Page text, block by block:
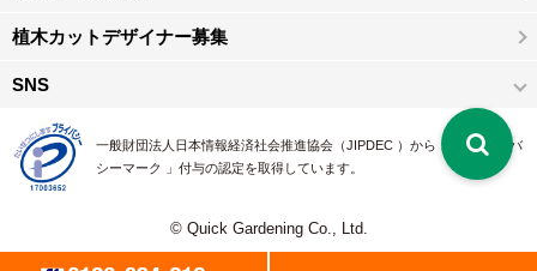
植木カットデザイナー募集
SNS
一般財団法人日本情報経済社会推進協会（JIPDEC ）から 、「 プライバ
シーマーク 」付与の認定を取得しています。
© Quick Gardening Co., Ltd.